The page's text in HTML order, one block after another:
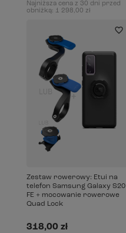
Najniższa cena z 30 dni przed
obniżką: 1 298,00 zł
Zestaw rowerowy: Etui na
telefon Samsung Galaxy S20
FE + mocowanie rowerowe
Quad Lock
318,00 zł